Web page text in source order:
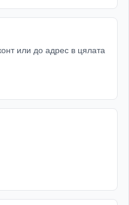
или до адрес в цялата